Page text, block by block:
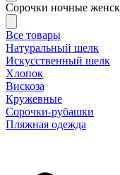
Сорочки ночные
Все товары
Натуральный шелк
Искусственный шелк
Хлопок
Вискоза
Кружевные
Сорочки-рубашки
Пляжная одежда